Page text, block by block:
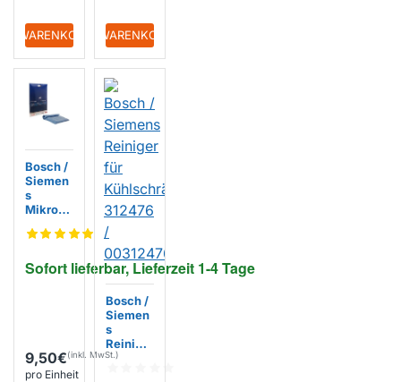
+ WARENKORB + WARENKORB
Sofort lieferbar, Lieferzeit 1-4 Tage
Bosch /
Siemen
s
Mikrofa
003122
004607
9,50€
pro Einheit
Bosch /
Siemen
s
Reiniger
für